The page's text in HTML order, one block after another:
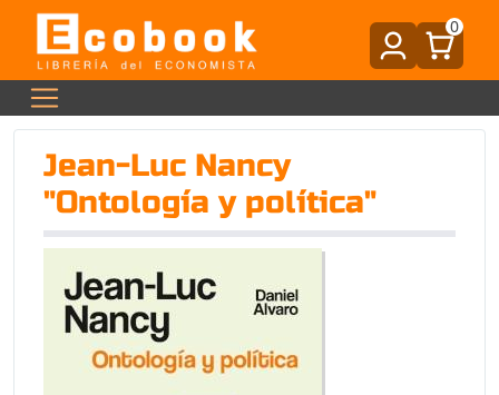
0
Jean-Luc Nancy
"Ontología y política"